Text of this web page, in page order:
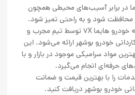
در برابر آسیب‌های محیطی همچون
محافظت شود و به راحتی تمیز شود.
– خدمات سرامیک بدنه خودرو هایما 7X توسط تیم مجرب و
خودرو بوشهر ارائه می‌شود. این
مواد سرامیکی موجود در بازار و با
حرفه‌ای انجام می‌گیرد.
را با بهترین قیمت و ضمانت
خودرو بوشهر دریافت کنید.